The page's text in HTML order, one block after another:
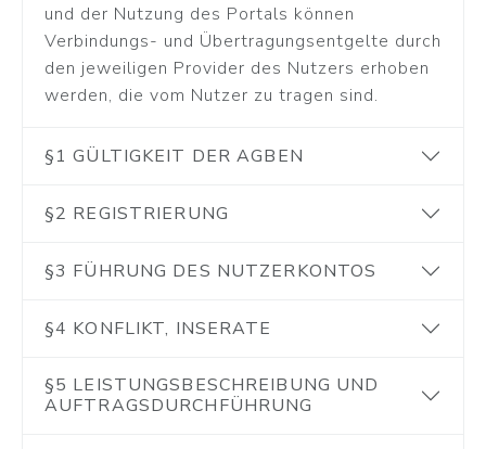
und der Nutzung des Portals können
Verbindungs- und Übertragungsentgelte durch
den jeweiligen Provider des Nutzers erhoben
werden, die vom Nutzer zu tragen sind.
§1 GÜLTIGKEIT DER AGBEN
§2 REGISTRIERUNG
§3 FÜHRUNG DES NUTZERKONTOS
§4 KONFLIKT, INSERATE
§5 LEISTUNGSBESCHREIBUNG UND
AUFTRAGSDURCHFÜHRUNG